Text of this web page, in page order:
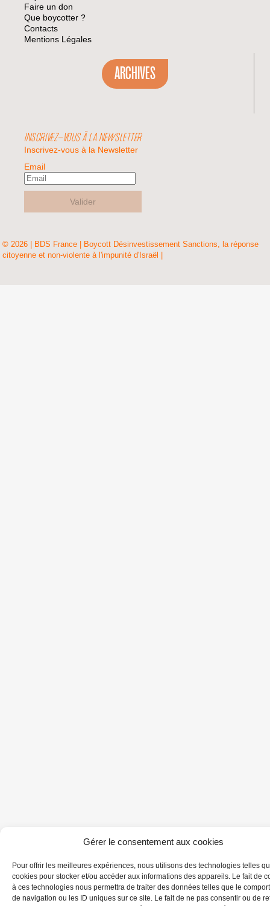
Gérer le consentement aux cookies
Pour offrir les meilleures expériences, nous utilisons des technologies telles
cookies pour stocker et/ou accéder aux informations des appareils. Le fait de
à ces technologies nous permettra de traiter des données telles que le
de navigation ou les ID uniques sur ce site. Le fait de ne pas consentir ou de
Faire un don
Que boycotter ?
Contacts
Mentions Légales
ARCHIVES
INSCRIVEZ-VOUS À LA NEWSLETTER
Inscrivez-vous à la Newsletter
Email
Valider
© 2026 | BDS France | Boycott Désinvestissement Sanctions, la réponse
citoyenne et non-violente à l'impunité d'Israël |